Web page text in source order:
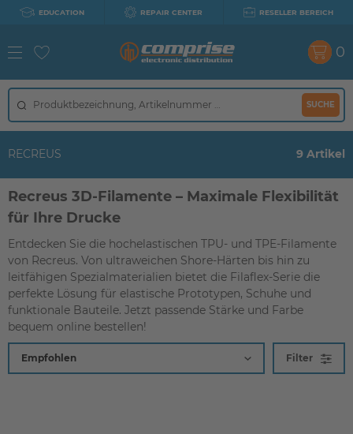
EDUCATION REPAIR CENTER RESELLER BEREICH
SUCHE
0
RECREUS 9 Artikel
Recreus 3D-Filamente – Maximale Flexibilität
für Ihre Drucke
Entdecken Sie die hochelastischen TPU- und TPE-Filamente
von Recreus. Von ultraweichen Shore-Härten bis hin zu
leitfähigen Spezialmaterialien bietet die Filaflex-Serie die
perfekte Lösung für elastische Prototypen, Schuhe und
funktionale Bauteile. Jetzt passende Stärke und Farbe
bequem online bestellen!
Filter